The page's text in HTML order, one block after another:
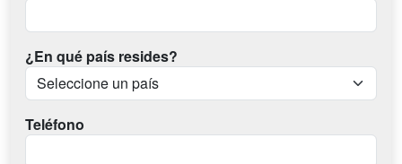
¿En qué país resides?
Teléfono